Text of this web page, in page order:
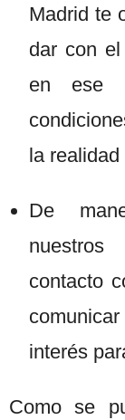
Madrid te
dar con
en ese
la
De
contacto
interés
Como se